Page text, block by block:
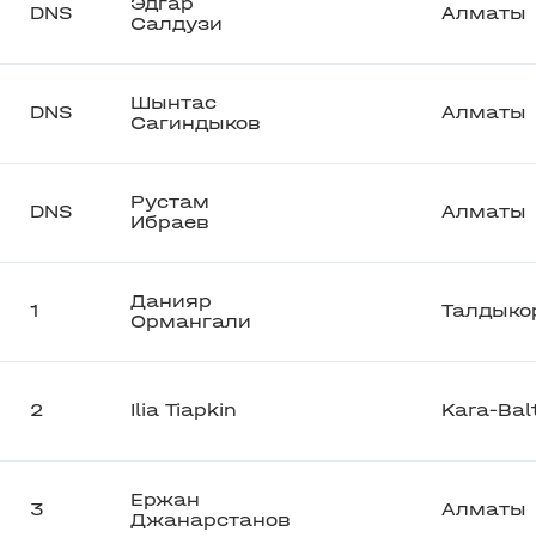
DNS
Эдгар
Салдузи
Алматы
DNS
Шынтас
Сагиндыков
Алматы
DNS
Рустам
Ибраев
Алматы
1
Данияр
Ормангали
2 Ilia Tiapkin Kara-
3
Ержан
Джанарстанов
Алматы